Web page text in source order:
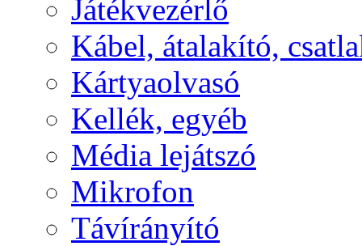
Játékvezérlő
Kábel, átalakító,
Kártyaolvasó
Kellék, egyéb
Média lejátszó
Mikrofon
Távírányító